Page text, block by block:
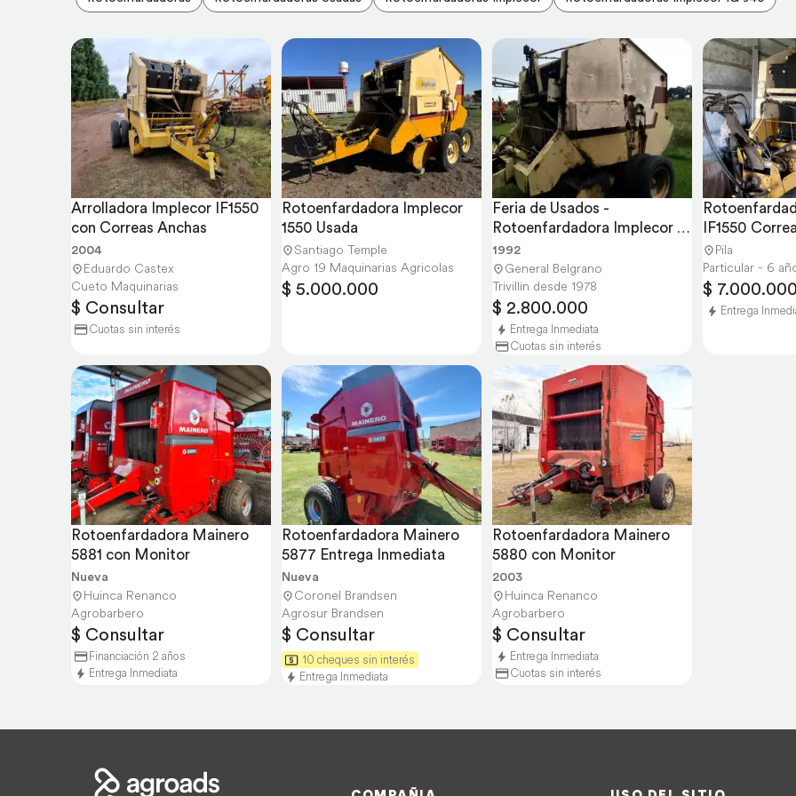
Arrolladora Implecor IF1550
con Correas Anchas
2004
Eduardo Castex
Cueto Maquinarias
$ Consultar
Cuotas sin interés
Rotoenfardadora Implecor
1550 Usada
Santiago Temple
Agro 19 Maquinarias Agricolas
$ 5.000.000
Feria de Usados -
Rotoenfardadora Implecor
1550
1992
General Belgrano
Trivillin desde 1978
$ 2.800.000
Entrega Inmediata
Cuotas sin interés
IF1550
Pila
Particular - 6
$ 7.000.000
Entrega
Rotoenfardadora Mainero
5881 con Monitor
Nueva
Huinca Renanco
Agrobarbero
$ Consultar
Financiación 2 años
Entrega Inmediata
Rotoenfardadora Mainero
5877 Entrega Inmediata
Nueva
Coronel Brandsen
Agrosur Brandsen
$ Consultar
10 cheques sin interés
Entrega Inmediata
Rotoenfardadora Mainero
5880 con Monitor
2003
Huinca Renanco
Agrobarbero
$ Consultar
Entrega Inmediata
Cuotas sin interés